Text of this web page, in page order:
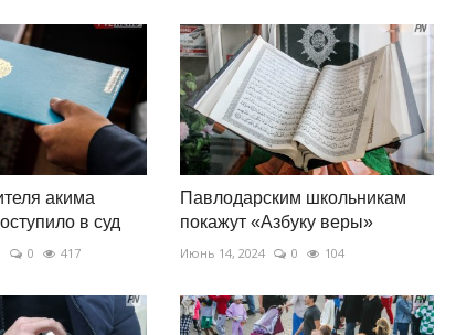
акима
в суд
0 417
Павлодарским школьникам
покажут «Азбуку веры»
Июнь 14, 2024 0 104